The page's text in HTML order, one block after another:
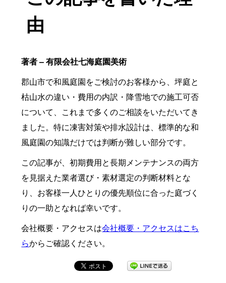
由
著者 – 有限会社七海庭園美術
郡山市で和風庭園をご検討のお客様から、坪庭と
枯山水の違い・費用の内訳・降雪地での施工可否
について、これまで多くのご相談をいただいてき
ました。特に凍害対策や排水設計は、標準的な和
風庭園の知識だけでは判断が難しい部分です。
この記事が、初期費用と長期メンテナンスの両方
を見据えた業者選び・素材選定の判断材料とな
り、お客様一人ひとりの優先順位に合った庭づく
りの一助となれば幸いです。
会社概要・アクセスは会社概要・アクセスはこち
らからご確認ください。